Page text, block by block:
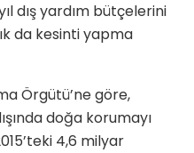
dış yardım bütçelerini
da kesinti yapma
Örgütü’ne göre,
doğa korumayı
4,6 milyar